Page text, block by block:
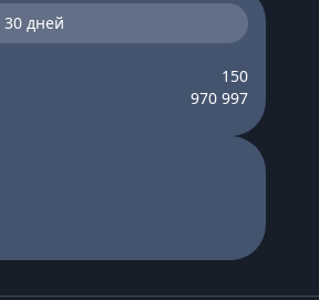
30 дней
150
970 997